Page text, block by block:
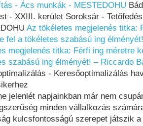
- Ács munkák - MESTEDOHU
- XXIII. kerület Soroksár -
Az tökéletes megjelenés titka:
fel a tökéletes szabású ing
megjelenés titka: Férfi ing méretre
szabású ing élményét! – Riccardo
- Keresőoptimalizálás
jelenlét napjainkban már nem
minden vállalkozás
kulcsfontosságú szerepet játszik